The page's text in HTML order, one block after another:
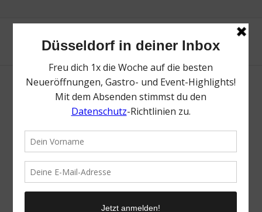
Polo & Genuss | Mr. Düsseldorf |